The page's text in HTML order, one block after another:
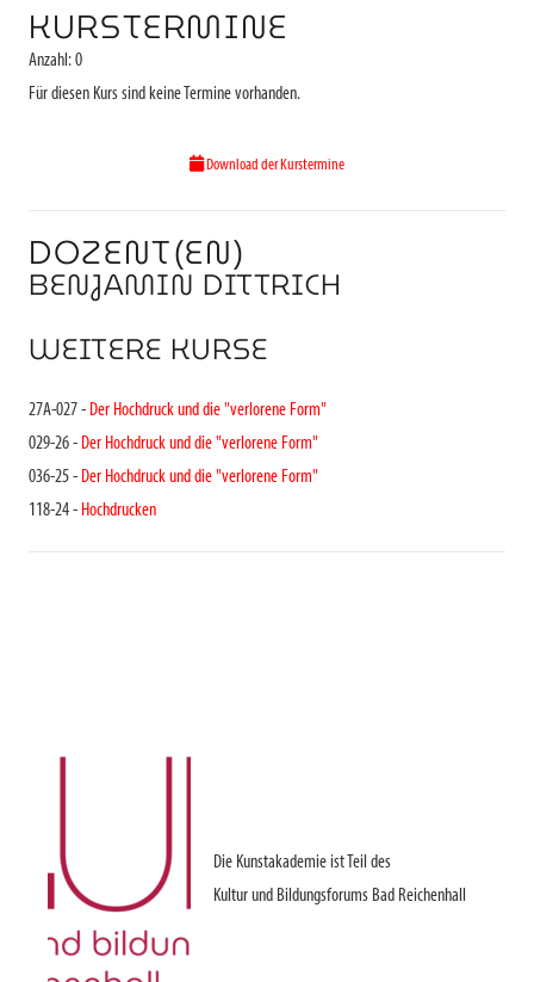
KURSTERMINE
Anzahl: 0
Für diesen Kurs sind keine Termine vorhanden.
Download der Kurstermine
DOZENT(EN)
BENJAMIN DITTRICH
WEITERE KURSE
27A-027 - Der Hochdruck und die "verlorene Form"
029-26 - Der Hochdruck und die "verlorene Form"
036-25 - Der Hochdruck und die "verlorene Form"
118-24 - Hochdrucken
Die Kunstakademie ist Teil des
Kultur und Bildungsforums Bad Reichenhall